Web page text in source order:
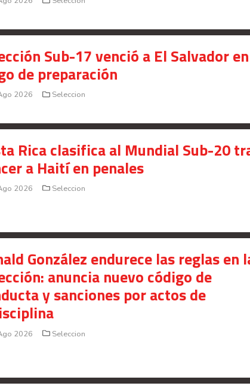
Sub-17 venció a El Salvador en
de preparación
2026 Seleccion
Rica clasifica al Mundial Sub-20
a Haití en penales
2026 Seleccion
González endurece las reglas en
anuncia nuevo código de
y sanciones por actos de
2026 Seleccion